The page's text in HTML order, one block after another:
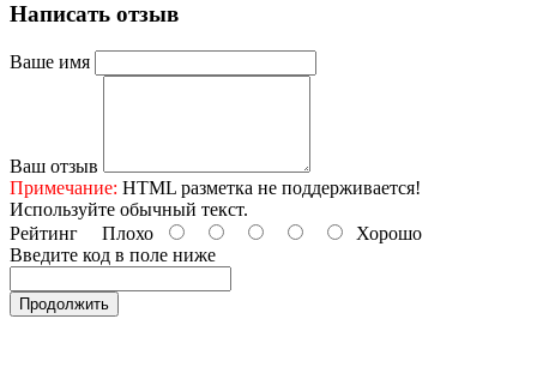
Написать отзыв
Ваше имя
Ваш отзыв
Примечание: HTML разметка не поддерживается!
Используйте обычный текст.
Рейтинг Плохо
Хорошо
Введите код в поле ниже
Продолжить